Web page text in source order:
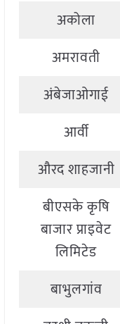
अकोला
अमरावती
अंबेजाओगाई
आर्वी
औरद शाहजानी
बीएसके कृषि
बाजार प्राइवेट
लिमिटेड
बाभुलगांव